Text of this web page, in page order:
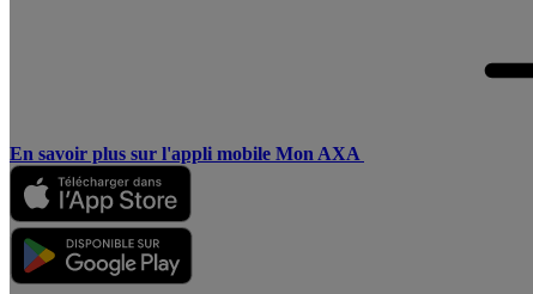
En savoir plus sur l'appli mobile Mon AXA